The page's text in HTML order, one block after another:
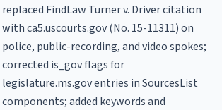
replaced FindLaw Turner v. Driver citation
with ca5.uscourts.gov (No. 15-11311) on
police, public-recording, and video spokes;
corrected is_gov flags for
legislature.ms.gov entries in SourcesList
components; added keywords and